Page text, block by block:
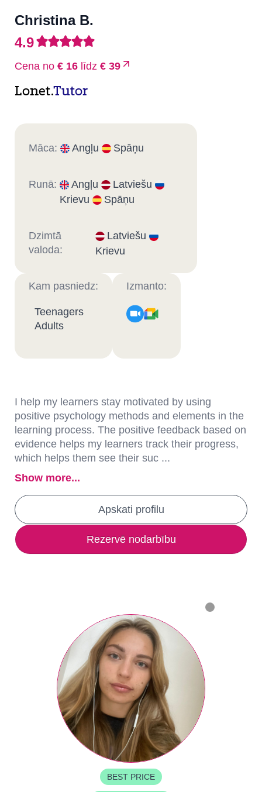
Christina B.
4.9
Cena no € 16 līdz € 39
Lonet.Tutor
Māca: Angļu Spāņu
Runā: Angļu
Latviešu
Krievu
Spāņu
Dzimtā
valoda:
Latviešu
Krievu
Kam pasniedz:
Teenagers
Adults
Izmanto:
I help my learners stay motivated by using
positive psychology methods and elements in the
learning process. The positive feedback based on
evidence helps my learners track their progress,
which helps them see their suc ...
Show more...
Apskati profilu
Rezervē nodarbību
BEST PRICE